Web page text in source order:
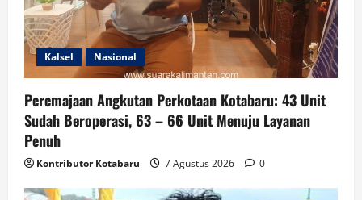
Kalsel Nasional
Peremajaan Angkutan Perkotaan Kotabaru: 43 Unit
Sudah Beroperasi, 63 – 66 Unit Menuju Layanan
Penuh
Kontributor Kotabaru 7 Agustus 2026 0